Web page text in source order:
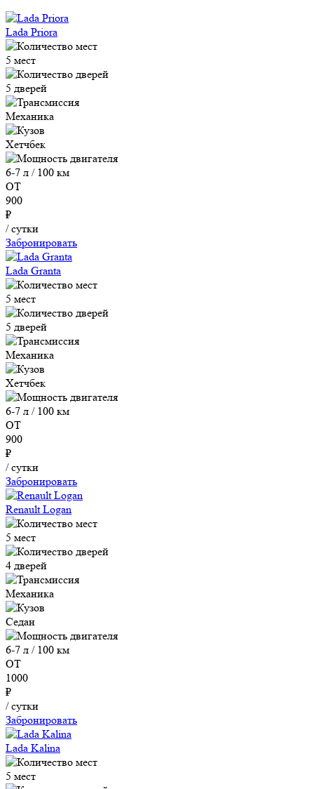
Lada Priora
5 мест
5 дверей
Механика
Хетчбек
6-7 л / 100 км
ОТ
900
₽
/ сутки
Забронировать
Lada Granta
5 мест
5 дверей
Механика
Хетчбек
6-7 л / 100 км
ОТ
900
₽
/ сутки
Забронировать
Renault Logan
5 мест
4 дверей
Механика
Седан
6-7 л / 100 км
ОТ
1000
₽
/ сутки
Забронировать
Lada Kalina
5 мест